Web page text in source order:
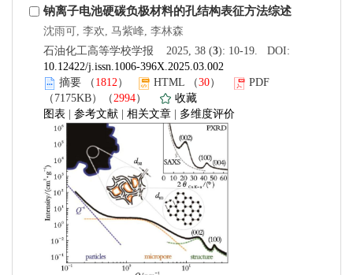
钠离子电池硬碳负极材料的孔结构表征方法综述
沈雨可, 李欢, 马紫峰, 李林森
石油化工高等学校学报 2025, 38 (3): 10-19. DOI:
10.12422/j.issn.1006-396X.2025.03.002
摘要 （ 1812 ） HTML （30）
PDF
（7175KB）（ 2994）
收藏
图表
参考文献 相关文章 多维度评价